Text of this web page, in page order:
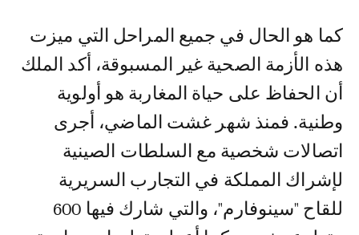
كما هو الحال في جميع المراحل التي ميزت
هذه الأزمة الصحية غير المسبوقة، أكد الملك
أن الحفاظ على حياة المغاربة هو أولوية
وطنية. فمنذ شهر غشت الماضي، أجرى
اتصالات شخصية مع السلطات الصينية
لإشراك المملكة في التجارب السريرية
للقاح "سينوفارم"، والتي شارك فيها 600